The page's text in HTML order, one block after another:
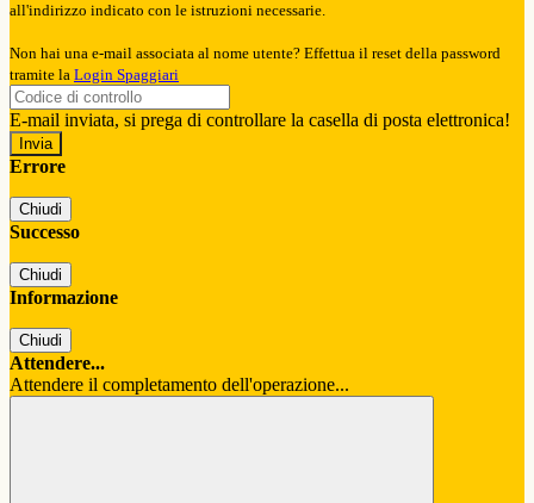
all'indirizzo indicato con le istruzioni necessarie.
Non hai una e-mail associata al nome utente? Effettua il reset della password
tramite la Login Spaggiari
E-mail inviata, si prega di controllare la casella di posta elettronica!
Errore
Chiudi
Successo
Chiudi
Informazione
Chiudi
Attendere...
Attendere il completamento dell'operazione...